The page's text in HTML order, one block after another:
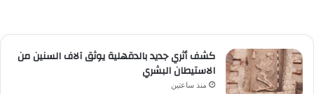
كشف أثري جديد بالدقهلية يوثق آلاف السنين من
الاستيطان البشري
منذ ساعتين